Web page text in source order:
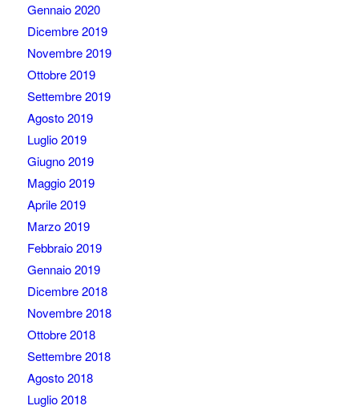
Gennaio 2020
Dicembre 2019
Novembre 2019
Ottobre 2019
Settembre 2019
Agosto 2019
Luglio 2019
Giugno 2019
Maggio 2019
Aprile 2019
Marzo 2019
Febbraio 2019
Gennaio 2019
Dicembre 2018
Novembre 2018
Ottobre 2018
Settembre 2018
Agosto 2018
Luglio 2018